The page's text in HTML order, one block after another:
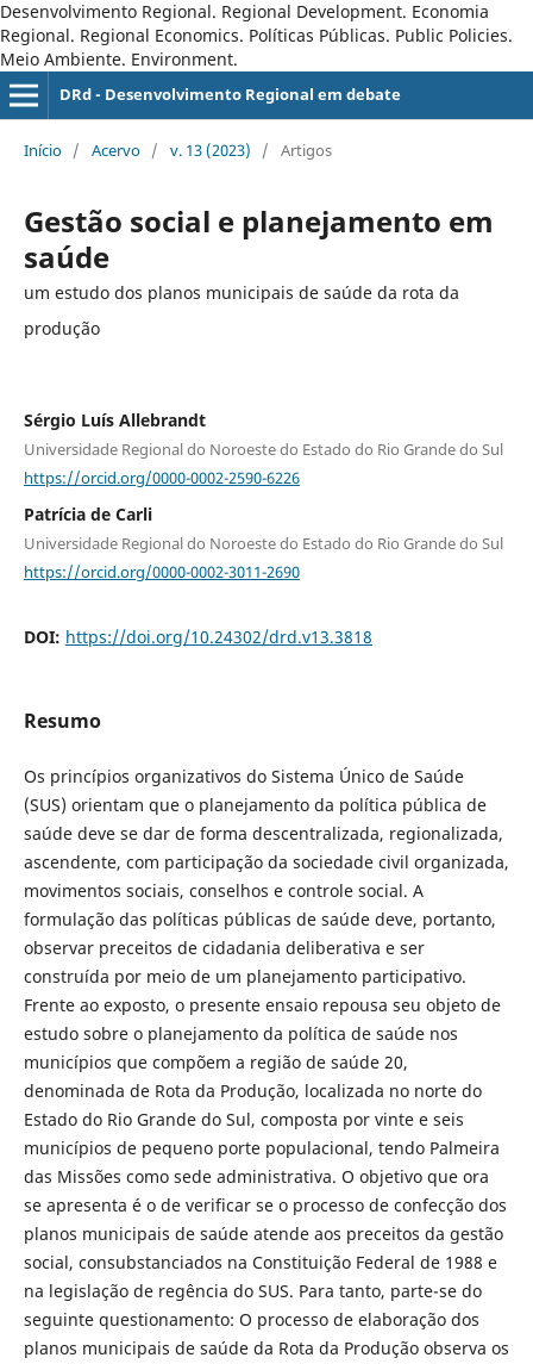
Desenvolvimento Regional. Regional Development. Economia
Regional. Regional Economics. Políticas Públicas. Public Policies.
Meio Ambiente. Environment.
DRd - Desenvolvimento Regional em debate
Início / Acervo / v. 13 (2023) / Artigos
Gestão social e planejamento em
saúde
um estudo dos planos municipais de saúde da rota da
produção
Sérgio Luís Allebrandt
Universidade Regional do Noroeste do Estado do Rio Grande do Sul
https://orcid.org/0000-0002-2590-6226
Patrícia de Carli
Universidade Regional do Noroeste do Estado do Rio Grande do Sul
https://orcid.org/0000-0002-3011-2690
DOI: https://doi.org/10.24302/drd.v13.3818
Resumo
Os princípios organizativos do Sistema Único de Saúde
(SUS) orientam que o planejamento da política pública de
saúde deve se dar de forma descentralizada, regionalizada,
ascendente, com participação da sociedade civil organizada,
movimentos sociais, conselhos e controle social. A
formulação das políticas públicas de saúde deve, portanto,
observar preceitos de cidadania deliberativa e ser
construída por meio de um planejamento participativo.
Frente ao exposto, o presente ensaio repousa seu objeto de
estudo sobre o planejamento da política de saúde nos
municípios que compõem a região de saúde 20,
denominada de Rota da Produção, localizada no norte do
Estado do Rio Grande do Sul, composta por vinte e seis
municípios de pequeno porte populacional, tendo Palmeira
das Missões como sede administrativa. O objetivo que ora
se apresenta é o de verificar se o processo de confecção dos
planos municipais de saúde atende aos preceitos da gestão
social, consubstanciados na Constituição Federal de 1988 e
na legislação de regência do SUS. Para tanto, parte-se do
seguinte questionamento: O processo de elaboração dos
planos municipais de saúde da Rota da Produção observa os